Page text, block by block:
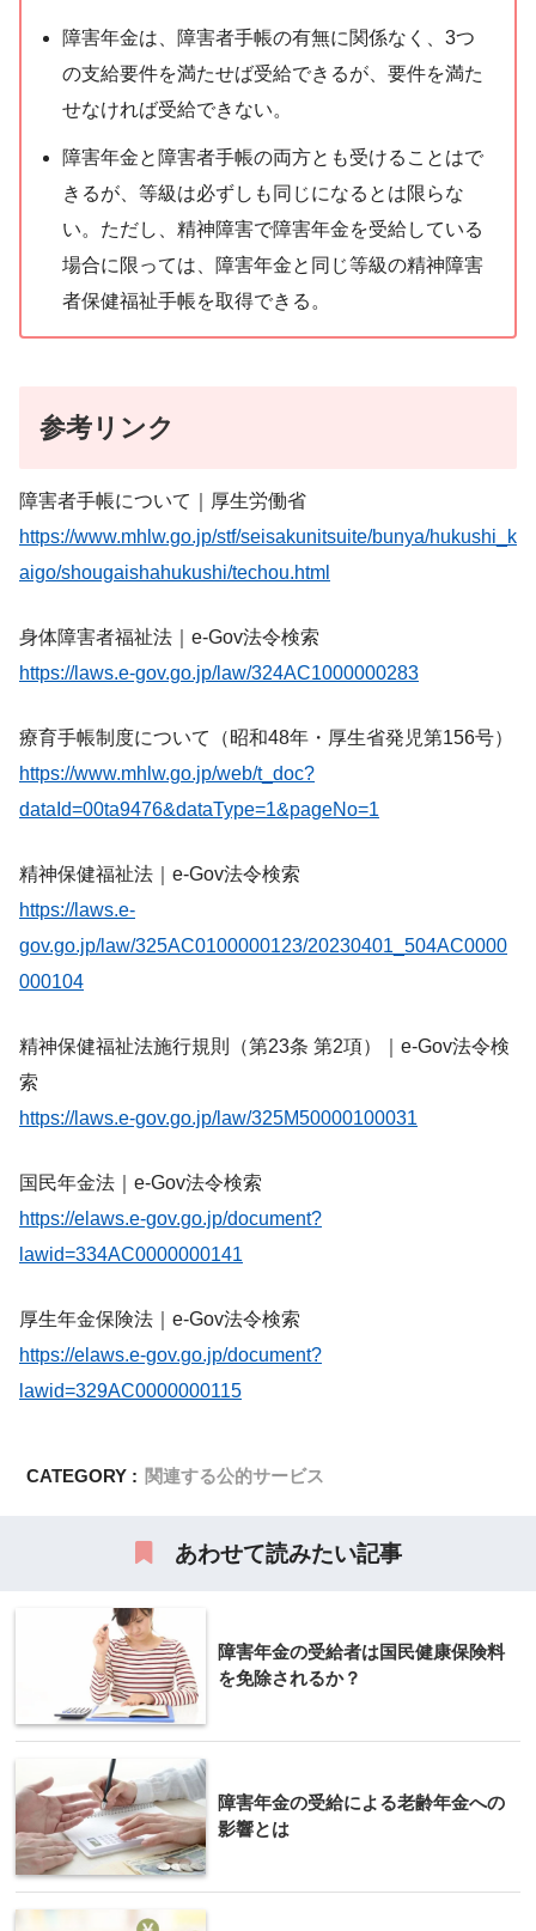
障害年金は、障害者手帳の有無に関係なく、3つ
の支給要件を満たせば受給できるが、要件を満た
せなければ受給できない。
障害年金と障害者手帳の両方とも受けることはで
きるが、等級は必ずしも同じになるとは限らな
い。ただし、精神障害で障害年金を受給している
場合に限っては、障害年金と同じ等級の精神障害
者保健福祉手帳を取得できる。
参考リンク
障害者手帳について｜厚生労働省
https://www.mhlw.go.jp/stf/seisakunitsuite/bunya/hukushi_k
aigo/shougaishahukushi/techou.html
身体障害者福祉法｜e-Gov法令検索
https://laws.e-gov.go.jp/law/324AC1000000283
療育手帳制度について（昭和48年・厚生省発児第156号）
https://www.mhlw.go.jp/web/t_doc?
dataId=00ta9476&dataType=1&pageNo=1
精神保健福祉法｜e-Gov法令検索
https://laws.e-
gov.go.jp/law/325AC0100000123/20230401_504AC0000
000104
精神保健福祉法施行規則（第23条 第2項）｜e-Gov法令検
索
https://laws.e-gov.go.jp/law/325M50000100031
国民年金法｜e-Gov法令検索
https://elaws.e-gov.go.jp/document?
lawid=334AC0000000141
厚生年金保険法｜e-Gov法令検索
https://elaws.e-gov.go.jp/document?
lawid=329AC0000000115
CATEGORY : 関連する公的サービス
あわせて読みたい記事
障害年金の受給者は国民健康保険料
を免除されるか？
障害年金の受給による老齢年金への
影響とは